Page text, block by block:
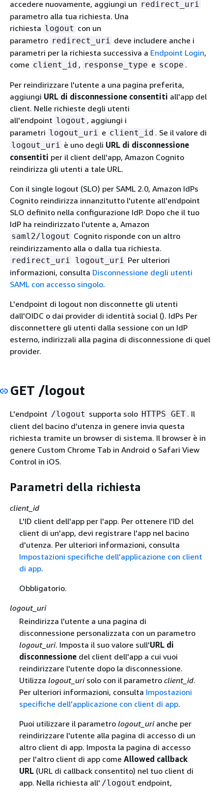
accedere nuovamente, aggiungi un redirect_uri
parametro alla tua richiesta. Una
richiesta logout con un
parametro redirect_uri deve includere anche i
parametri per la richiesta successiva a Endpoint Login,
come client_id , response_type e scope .
Per reindirizzare l'utente a una pagina preferita,
aggiungi URL di disconnessione consentiti all'app del
client. Nelle richieste degli utenti
all'endpoint logout , aggiungi i
parametri logout_uri e client_id . Se il valore di
logout_uri è uno degli URL di disconnessione
consentiti per il client dell'app, Amazon Cognito
reindirizza gli utenti a tale URL.
Con il single logout (SLO) per SAML 2.0, Amazon IdPs
Cognito reindirizza innanzitutto l'utente all'endpoint
SLO definito nella configurazione IdP. Dopo che il tuo
IdP ha reindirizzato l'utente a, Amazon
saml2/logout Cognito risponde con un altro
reindirizzamento alla o dalla tua richiesta.
redirect_uri logout_uri Per ulteriori
informazioni, consulta Disconnessione degli utenti
SAML con accesso singolo.
L'endpoint di logout non disconnette gli utenti
dall'OIDC o dai provider di identità social (). IdPs Per
disconnettere gli utenti dalla sessione con un IdP
esterno, indirizzali alla pagina di disconnessione di quel
provider.
GET /logout
L'endpoint /logout supporta solo HTTPS GET . Il
client del bacino d'utenza in genere invia questa
richiesta tramite un browser di sistema. Il browser è in
genere Custom Chrome Tab in Android o Safari View
Control in iOS.
Parametri della richiesta
client_id
L'ID client dell'app per l'app. Per ottenere l'ID del
client di un'app, devi registrare l'app nel bacino
d'utenza. Per ulteriori informazioni, consulta
Impostazioni specifiche dell'applicazione con client
di app.
Obbligatorio.
logout_uri
Reindirizza l'utente a una pagina di
disconnessione personalizzata con un parametro
logout_uri. Imposta il suo valore sull'URL di
disconnessionedel client dell'app a cui vuoi
reindirizzare l'utente dopo la disconnessione.
Utilizza logout_urisolo con il parametro client_id.
Per ulteriori informazioni, consulta Impostazioni
specifiche dell'applicazione con client di app.
Puoi utilizzare il parametro logout_urianche per
reindirizzare l'utente alla pagina di accesso di un
altro client di app. Imposta la pagina di accesso
per l'altro client di app come Allowed callback
URL(URL di callback consentito) nel tuo client di
app. Nella richiesta all' /logout endpoint,